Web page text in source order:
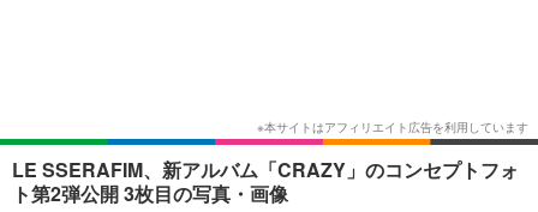
ショッピング その他
LE SSERAFIM、新アルバム「CRAZY」のコンセプトフォ
ト第2弾公開 3枚目の写真・画像